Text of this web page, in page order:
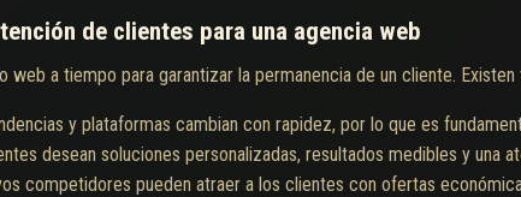
de clientes para una agencia web
a tiempo para garantizar la permanencia de un cliente.
y plataformas cambian con rapidez, por lo que es
desean soluciones personalizadas, resultados medibles y una
competidores pueden atraer a los clientes con ofertas